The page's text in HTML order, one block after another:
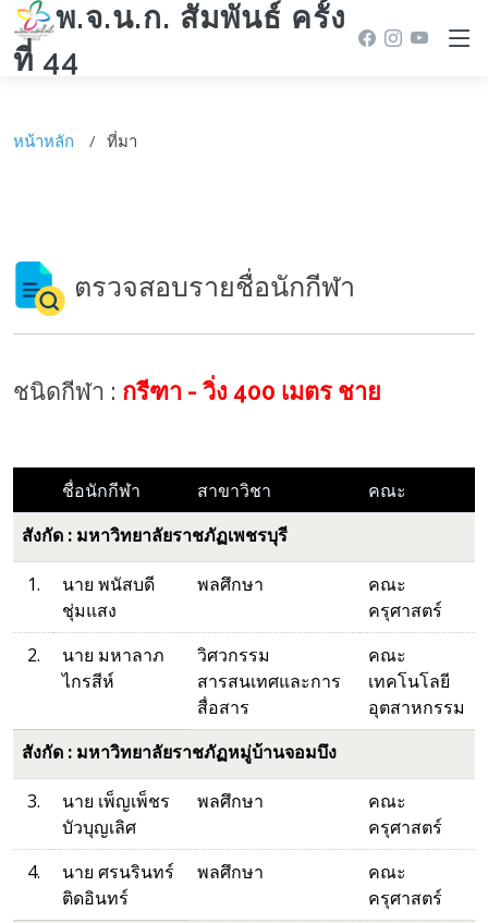
พ.จ.น.ก. สัมพันธ์ ครั้ง
ที่ 44
หน้าหลัก ที่มา
ตรวจสอบรายชื่อนักกีฬา
ชนิดกีฬา : กรีฑา - วิ่ง 400 เมตร ชาย
ชื่อนักกีฬา สาขาวิชา
คณะ
สังกัด : มหาวิทยาลัยราชภัฏเพชรบุรี
1.
นาย พนัสบดี
ชุ่มแสง
พลศึกษา
คณะ
ครุศาสตร์
2.
นาย มหาลาภ
ไกรสีห์
วิศวกรรม
สารสนเทศและการ
สื่อสาร
คณะ
เทคโนโลยี
อุตสาหกรรม
สังกัด : มหาวิทยาลัยราชภัฏหมู่บ้านจอมบึง
3.
นาย เพ็ญเพ็ชร
บัวบุญเลิศ
พลศึกษา
คณะ
ครุศาสตร์
4.
นาย ศรนรินทร์
ติดอินทร์
พลศึกษา
คณะ
ครุศาสตร์